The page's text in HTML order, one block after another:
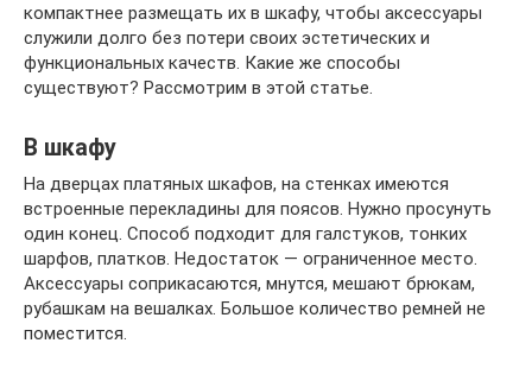
компактнее размещать их в шкафу, чтобы аксессуары
служили долго без потери своих эстетических и
функциональных качеств. Какие же способы
существуют? Рассмотрим в этой статье.
В шкафу
На дверцах платяных шкафов, на стенках имеются
встроенные перекладины для поясов. Нужно просунуть
один конец. Способ подходит для галстуков, тонких
шарфов, платков. Недостаток — ограниченное место.
Аксессуары соприкасаются, мнутся, мешают брюкам,
рубашкам на вешалках. Большое количество ремней не
поместится.